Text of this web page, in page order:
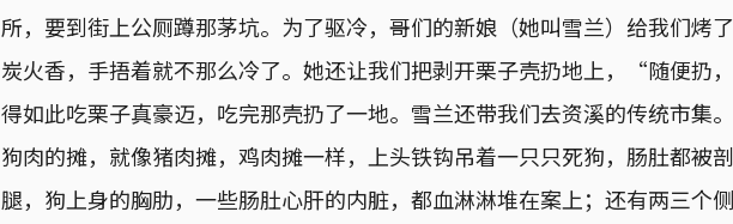
所，要到街上公厕蹲那茅坑。为了驱冷，哥们的新娘（她叫雪兰）给我们烤
炭火香，手捂着就不那么冷了。她还让我们把剥开栗子壳扔地上，“随便扔
得如此吃栗子真豪迈，吃完那壳扔了一地。雪兰还带我们去资溪的传统市集
狗肉的摊，就像猪肉摊，鸡肉摊一样，上头铁钩吊着一只只死狗，肠肚都被
腿，狗上身的胸肋，一些肠肚心肝的内脏，都血淋淋堆在案上；还有两三个